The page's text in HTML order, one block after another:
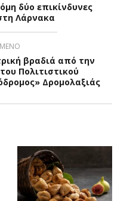
δύο επικίνδυνες
Λάρνακα
βραδιά από την
Πολιτιστικού
Δρομολαξιάς